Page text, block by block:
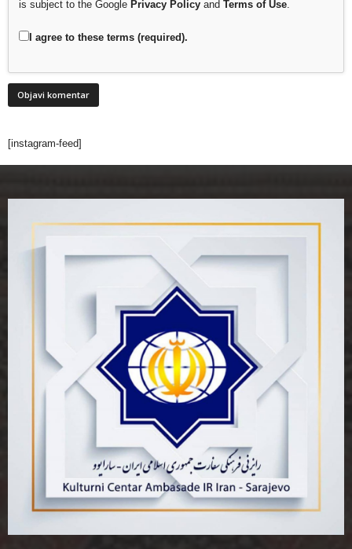
is subject to the Google Privacy Policy and Terms of Use
I agree to these terms (required).
[instagram-feed]